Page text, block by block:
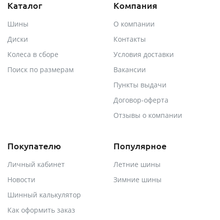
Каталог
Шины
Диски
Колеса в сборе
Поиск по размерам
Компания
О компании
Контакты
Условия доставки
Вакансии
Пункты выдачи
Договор-оферта
Отзывы о компании
Покупателю
Личный кабинет
Новости
Шинный калькулятор
Как оформить заказ
Популярное
Летние шины
Зимние шины